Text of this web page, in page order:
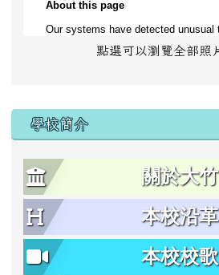
點選可以瀏覽全部照
學校簡介
關於大竹
本校沿革
本校校歌